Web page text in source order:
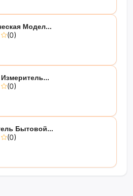
Модел...
(0)
Измеритель...
(0)
Бытовой...
(0)